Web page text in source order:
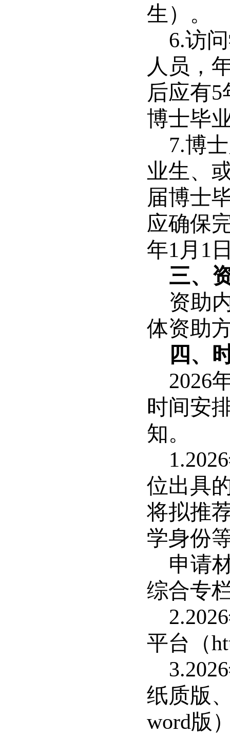
生）。
6.访
人员，
后应有
博士毕
7.博
业生、
届博士
应确保
年1月1
三、
资助
体资助
四、
2026
时间安
知。
位出具
将拟推
学身份
申请
综合专
平台（
纸质版
word版